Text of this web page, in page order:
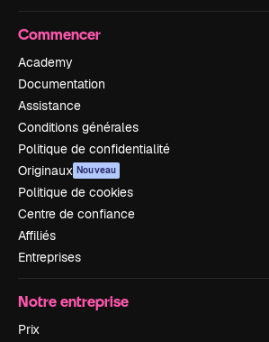
Commencer
Academy
Documentation
Assistance
Conditions générales
Politique de confidentialité
Originaux Nouveau
Politique de cookies
Centre de confiance
Affiliés
Entreprises
Notre entreprise
Prix